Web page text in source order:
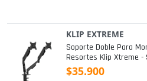
KLIP EXTREME
Soporte Doble Para
Resortes Klip Xtreme -
$35.900